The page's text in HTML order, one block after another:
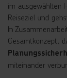
im ausgewählten
Reiseziel und
In
Gesamtkonzept,
miteinander